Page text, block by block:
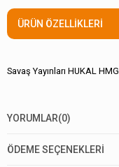
ÜRÜN ÖZELLIKLERI
Savaş Yayınları HUKAL
YORUMLAR(0)
ÖDEME SEÇENEKLERI